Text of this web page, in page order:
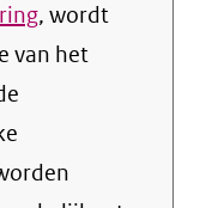
, wordt
van het